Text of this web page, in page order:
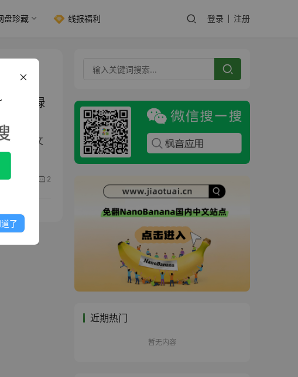
盘珍藏 线报福利 登录 注册
绿
的视频文
1 2
近期热门
暂无内容
了